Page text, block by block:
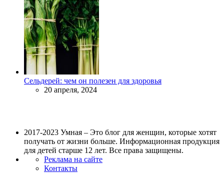
Сельдерей: чем он полезен для здоровья
20 апреля, 2024
2017-2023 Умная – Это блог для женщин, которые хотят
получать от жизни больше. Информационная продукция
для детей старше 12 лет. Все права защищены.
Реклама на сайте
Контакты